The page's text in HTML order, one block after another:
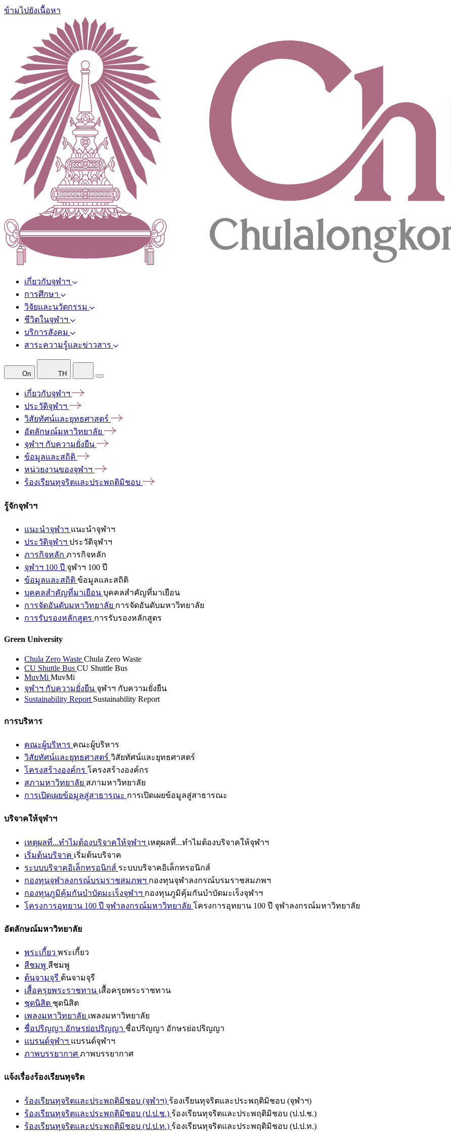
ข้ามไปยังเนื้อหา
เกี่ยวกับจุฬาฯ
การศึกษา
วิจัยและนวัตกรรม
ชีวิตในจุฬาฯ
บริการสังคม
สาระความรู้และข่าวสาร
On TH
เกี่ยวกับจุฬาฯ
ประวัติจุฬาฯ
วิสัยทัศน์และยุทธศาสตร์
อัตลักษณ์มหาวิทยาลัย
จุฬาฯ กับความยั่งยืน
ข้อมูลและสถิติ
หน่วยงานของจุฬาฯ
ร้องเรียนทุจริตและประพฤติมิชอบ
รู้จักจุฬาฯ
แนะนำจุฬาฯ แนะนำจุฬาฯ
ประวัติจุฬาฯ ประวัติจุฬาฯ
ภารกิจหลัก ภารกิจหลัก
จุฬาฯ 100 ปี จุฬาฯ 100 ปี
ข้อมูลและสถิติ ข้อมูลและสถิติ
บุคคลสำคัญที่มาเยือน บุคคลสำคัญที่มาเยือน
การจัดอันดับมหาวิทยาลัย การจัดอันดับมหาวิทยาลัย
การรับรองหลักสูตร การรับรองหลักสูตร
Green University
Chula Zero Waste Chula Zero Waste
CU Shuttle Bus CU Shuttle Bus
MuvMi MuvMi
จุฬาฯ กับความยั่งยืน จุฬาฯ กับความยั่งยืน
Sustainability Report Sustainability Report
การบริหาร
คณะผู้บริหาร คณะผู้บริหาร
วิสัยทัศน์และยุทธศาสตร์ วิสัยทัศน์และยุทธศาสตร์
โครงสร้างองค์กร โครงสร้างองค์กร
สภามหาวิทยาลัย สภามหาวิทยาลัย
การเปิดเผยข้อมูลสู่สาธารณะ การเปิดเผยข้อมูลสู่สาธารณะ
บริจาคให้จุฬาฯ
เหตุผลที่...ทำไมต้องบริจาคให้จุฬาฯ เหตุผลที่...ทำไมต้องบริจาคให้จุฬาฯ
เริ่มต้นบริจาค เริ่มต้นบริจาค
ระบบบริจาคอิเล็กทรอนิกส์ ระบบบริจาคอิเล็กทรอนิกส์
กองทุนจุฬาลงกรณ์บรมราชสมภพฯ กองทุนจุฬาลงกรณ์บรมราชสมภพฯ
กองทุนภูมิคุ้มกันบำบัดมะเร็งจุฬาฯ กองทุนภูมิคุ้มกันบำบัดมะเร็งจุฬาฯ
โครงการอุทยาน 100 ปี จุฬาลงกรณ์มหาวิทยาลัย โครงการอุทยาน 100 ปี จุฬาลงกรณ์มหาวิทยาลัย
อัตลักษณ์มหาวิทยาลัย
พระเกี้ยว พระเกี้ยว
สีชมพู สีชมพู
ต้นจามจุรี ต้นจามจุรี
เสื้อครุยพระราชทาน เสื้อครุยพระราชทาน
ชุดนิสิต ชุดนิสิต
เพลงมหาวิทยาลัย เพลงมหาวิทยาลัย
ชื่อปริญญา อักษรย่อปริญญา ชื่อปริญญา อักษรย่อปริญญา
แบรนด์จุฬาฯ แบรนด์จุฬาฯ
ภาพบรรยากาศ ภาพบรรยากาศ
แจ้งเรื่องร้องเรียนทุจริต
ร้องเรียนทุจริตและประพฤติมิชอบ (จุฬาฯ) ร้องเรียนทุจริตและประพฤติมิชอบ (จุฬาฯ)
ร้องเรียนทุจริตและประพฤติมิชอบ (ป.ป.ช.) ร้องเรียนทุจริตและประพฤติมิชอบ (ป.ป.ช.)
ร้องเรียนทุจริตและประพฤติมิชอบ (ป.ป.ท.) ร้องเรียนทุจริตและประพฤติมิชอบ (ป.ป.ท.)